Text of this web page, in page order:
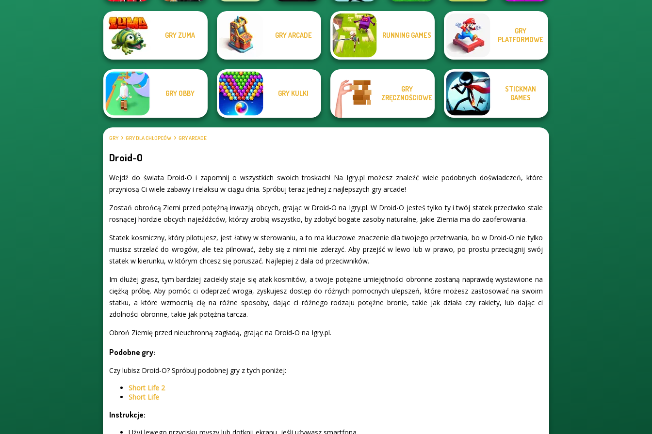
Train Drift
Sniper Combat
State Connect
Cyber Highway
Mr Bean Jump
Funny Mad
Alphabet Lore
Maze
Geometry Dash:
FreezeNova
Game
GRY ZUMA GRY ARCADE RUNNING GAMES
GRY
PLATFORMOWE
GRY OBBY GRY KULKI
GRY
ZRĘCZNOŚCIOWE
STICKMAN
GAMES
GRY GRY DLA CHŁOPCÓW GRY ARCADE
Droid-O
Wejdź do świata Droid-O i zapomnij o wszystkich swoich troskach! Na Igry.pl możesz znaleźć wiele podobnych doświadczeń, które
przyniosą Ci wiele zabawy i relaksu w ciągu dnia. Spróbuj teraz jednej z najlepszych gry arcade!
Zostań obrońcą Ziemi przed potężną inwazją obcych, grając w Droid-O na Igry.pl. W Droid-O jesteś tylko ty i twój statek przeciwko stale
rosnącej hordzie obcych najeźdźców, którzy zrobią wszystko, by zdobyć bogate zasoby naturalne, jakie Ziemia ma do zaoferowania.
Statek kosmiczny, który pilotujesz, jest łatwy w sterowaniu, a to ma kluczowe znaczenie dla twojego przetrwania, bo w Droid-O nie tylko
musisz strzelać do wrogów, ale też pilnować, żeby się z nimi nie zderzyć. Aby przejść w lewo lub w prawo, po prostu przeciągnij swój
statek w kierunku, w którym chcesz się poruszać. Najlepiej z dala od przeciwników.
Im dłużej grasz, tym bardziej zaciekły staje się atak kosmitów, a twoje potężne umiejętności obronne zostaną naprawdę wystawione na
ciężką próbę. Aby pomóc ci odeprzeć wroga, zyskujesz dostęp do różnych pomocnych ulepszeń, które możesz zastosować na swoim
statku, a które wzmocnią cię na różne sposoby, dając ci różnego rodzaju potężne bronie, takie jak działa czy rakiety, lub dając ci
zdolności obronne, takie jak potężna tarcza.
Obroń Ziemię przed nieuchronną zagładą, grając na Droid-O na Igry.pl.
Podobne gry:
Czy lubisz Droid-O? Spróbuj podobnej gry z tych poniżej:
Short Life 2
Short Life
Instrukcje: